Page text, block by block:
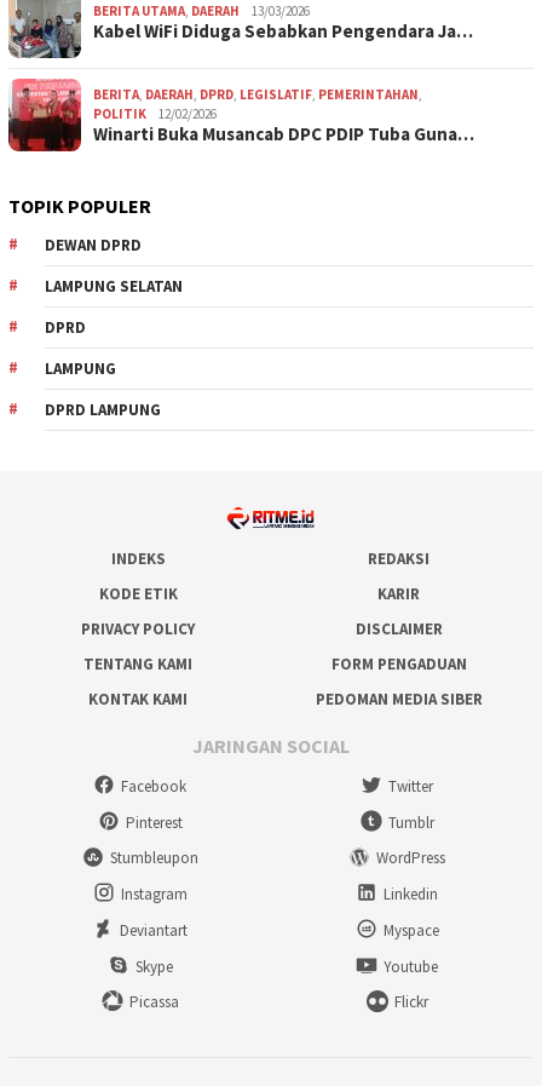
BERITA UTAMA DAERAH 13/03/2026
Kabel WiFi Diduga Sebabkan Pengendara Ja…
BERITA DAERAH DPRD LEGISLATIF PEMERINTAHAN
POLITIK
12/02/2026
Winarti Buka Musancab DPC PDIP Tuba Guna…
TOPIK POPULER
DEWAN DPRD
LAMPUNG SELATAN
DPRD
LAMPUNG
DPRD LAMPUNG
INDEKS
REDAKSI
KODE ETIK
KARIR
PRIVACY POLICY
DISCLAIMER
TENTANG KAMI
FORM PENGADUAN
KONTAK KAMI
PEDOMAN MEDIA SIBER
JARINGAN SOCIAL
Facebook
Twitter
Pinterest
Tumblr
Stumbleupon
WordPress
Instagram
Linkedin
Deviantart
Myspace
Skype
Youtube
Picassa
Flickr